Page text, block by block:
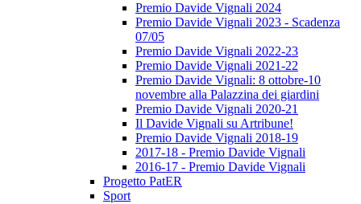
Premio Davide Vignali 2024
Premio Davide Vignali 2023 - Scadenza
07/05
Premio Davide Vignali 2022-23
Premio Davide Vignali 2021-22
Premio Davide Vignali: 8 ottobre-10
novembre alla Palazzina dei giardini
Premio Davide Vignali 2020-21
Il Davide Vignali su Artribune!
Premio Davide Vignali 2018-19
2017-18 - Premio Davide Vignali
2016-17 - Premio Davide Vignali
Progetto PatER
Sport